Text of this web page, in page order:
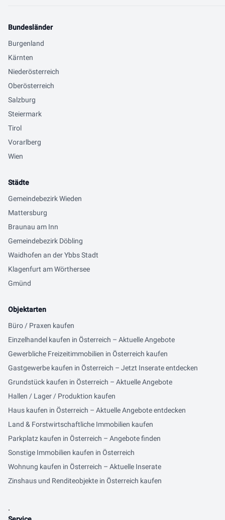
Bundesländer
Burgenland
Kärnten
Niederösterreich
Oberösterreich
Salzburg
Steiermark
Tirol
Vorarlberg
Wien
Städte
Gemeindebezirk Wieden
Mattersburg
Braunau am Inn
Gemeindebezirk Döbling
Waidhofen an der Ybbs Stadt
Klagenfurt am Wörthersee
Gmünd
Objektarten
Büro / Praxen kaufen
Einzelhandel kaufen in Österreich – Aktuelle Angebote
Gewerbliche Freizeitimmobilien in Österreich kaufen
Gastgewerbe kaufen in Österreich – Jetzt Inserate entdecken
Grundstück kaufen in Österreich – Aktuelle Angebote
Hallen / Lager / Produktion kaufen
Haus kaufen in Österreich – Aktuelle Angebote entdecken
Land & Forstwirtschaftliche Immobilien kaufen
Parkplatz kaufen in Österreich – Angebote finden
Sonstige Immobilien kaufen in Österreich
Wohnung kaufen in Österreich – Aktuelle Inserate
Zinshaus und Renditeobjekte in Österreich kaufen
.